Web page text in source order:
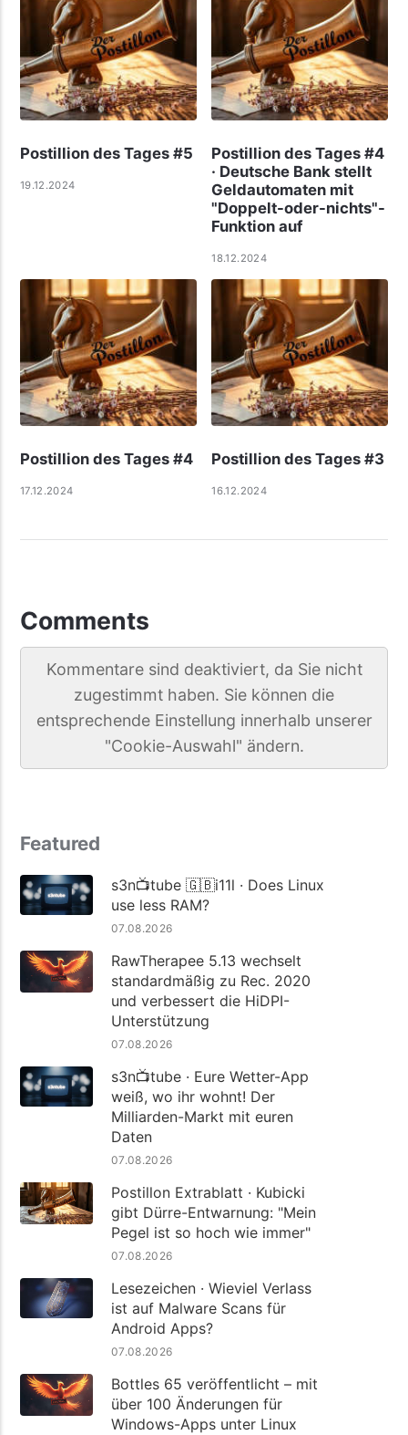
Postillion des Tages #5
19.12.2024
Postillion des Tages #4
· Deutsche Bank stellt
Geldautomaten mit
"Doppelt-oder-nichts"-
Funktion auf
18.12.2024
Postillion des Tages #4
17.12.2024
Postillion des Tages #3
16.12.2024
Comments
Kommentare sind deaktiviert, da Sie nicht
zugestimmt haben. Sie können die
entsprechende Einstellung innerhalb unserer
"Cookie-Auswahl" ändern.
Featured
s3n📺tube 🇬🇧i11l · Does Linux
use less RAM?
07.08.2026
RawTherapee 5.13 wechselt
standardmäßig zu Rec. 2020
und verbessert die HiDPI-
Unterstützung
07.08.2026
s3n📺tube · Eure Wetter-App
weiß, wo ihr wohnt! Der
Milliarden-Markt mit euren
Daten
07.08.2026
Postillon Extrablatt · Kubicki
gibt Dürre-Entwarnung: "Mein
Pegel ist so hoch wie immer"
07.08.2026
Lesezeichen · Wieviel Verlass
ist auf Malware Scans für
Android Apps?
07.08.2026
Bottles 65 veröffentlicht – mit
über 100 Änderungen für
Windows-Apps unter Linux